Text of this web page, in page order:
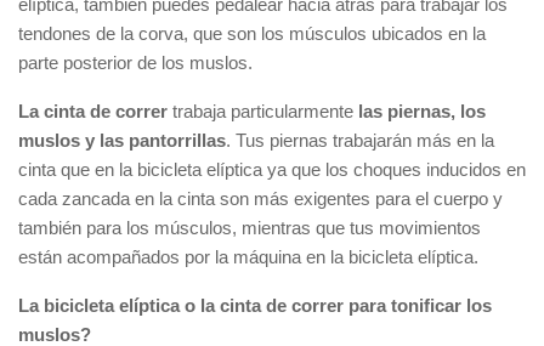
elíptica, también puedes pedalear hacia atrás para trabajar los
tendones de la corva, que son los músculos ubicados en la
parte posterior de los muslos.
La cinta de correr trabaja particularmente las piernas, los
muslos y las pantorrillas. Tus piernas trabajarán más en la
cinta que en la bicicleta elíptica ya que los choques inducidos en
cada zancada en la cinta son más exigentes para el cuerpo y
también para los músculos, mientras que tus movimientos
están acompañados por la máquina en la bicicleta elíptica.
La bicicleta elíptica o la cinta de correr para tonificar los
muslos?